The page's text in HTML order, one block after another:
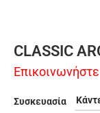
CLASSIC
Συσκευασία